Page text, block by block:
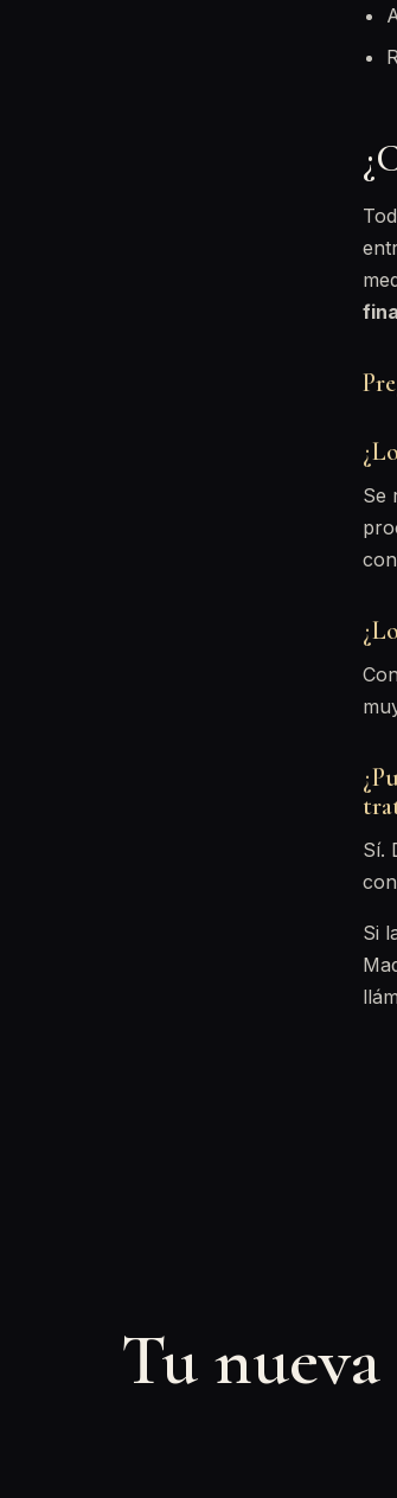
Se
Sí.
Si
Tu